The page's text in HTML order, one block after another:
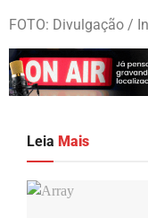
FOTO: Divulgação /
Leia Mais